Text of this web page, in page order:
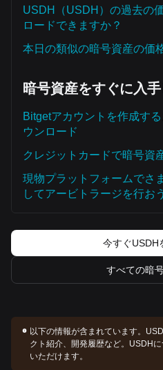
USDH（USDH）の過去の
ロードできますか？
本日の類似の暗号資産の価
暗号資産をすぐに入
Bitgetアカウントを作成する
ウンロード
クレジットカードで暗号資
現物プラットフォームでさ
してアービトラージを行お
今すぐUSDH
すべての暗
以下の情報が含まれています。
クト紹介、開発履歴など。USDH
いただけます。